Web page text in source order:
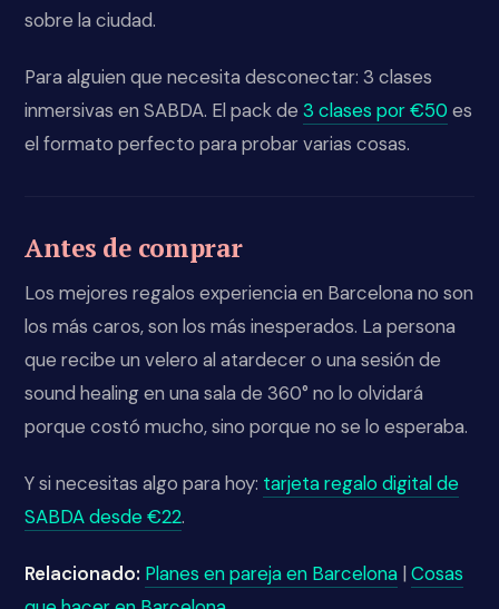
sobre la ciudad.
Para alguien que necesita desconectar: 3 clases
inmersivas en SABDA. El pack de 3 clases por €50 es
el formato perfecto para probar varias cosas.
Antes de comprar
Los mejores regalos experiencia en Barcelona no son
los más caros, son los más inesperados. La persona
que recibe un velero al atardecer o una sesión de
sound healing en una sala de 360° no lo olvidará
porque costó mucho, sino porque no se lo esperaba.
Y si necesitas algo para hoy: tarjeta regalo digital de
SABDA desde €22.
Relacionado: Planes en pareja en Barcelona | Cosas